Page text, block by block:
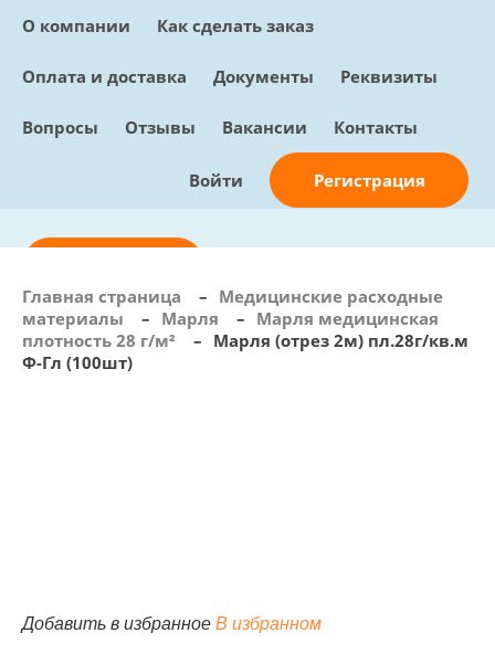
О компании Как сделать заказ
Оплата и доставка Документы Реквизиты
Вопросы Отзывы Вакансии Контакты
Войти Регистрация
info@sunmed.ru
КАТАЛОГ
Главная страница – Медицинские расходные
материалы
– Марля – Марля медицинская
плотность 28 г/м²
– Марля (отрез 2м) пл.28г/кв.м
Ф-Гл (100шт)
Добавить в избранное В избранном